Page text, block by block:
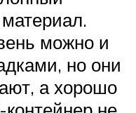
можно и
но они
а хорошо